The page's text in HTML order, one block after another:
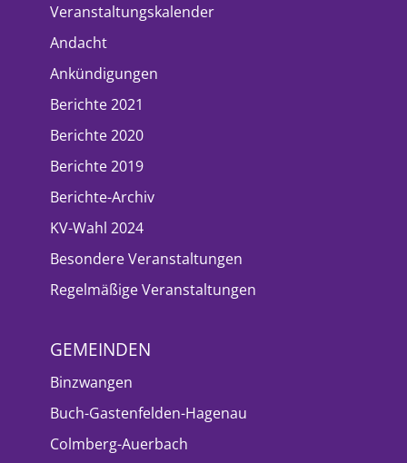
Veranstaltungskalender
Andacht
Ankündigungen
Berichte 2021
Berichte 2020
Berichte 2019
Berichte-Archiv
KV-Wahl 2024
Besondere Veranstaltungen
Regelmäßige Veranstaltungen
GEMEINDEN
Binzwangen
Buch-Gastenfelden-Hagenau
Colmberg-Auerbach